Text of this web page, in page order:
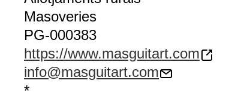
Masoveries
PG-000383
https://www.masguitart.com
info@masguitart.com
*